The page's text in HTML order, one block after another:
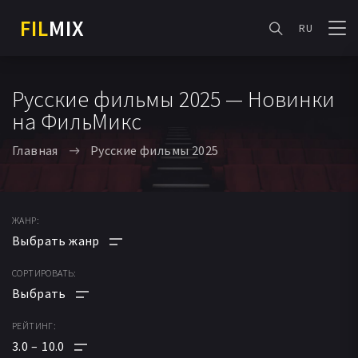
FILMIX RU
Русские фильмы 2025 — Новинки
на ФильМикс
Главная Русские фильмы 2025
ЖАНР:
АНИМЕ
ФАНТАСТИКА
СОРТИРОВАТЬ:
ПО РЕЙТИНГУ
РЕЙТИНГ:
3.0 10.0